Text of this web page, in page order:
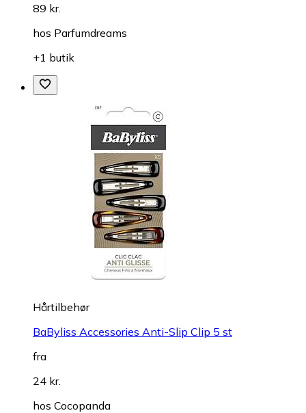
89 kr.
hos Parfumdreams
+1 butik
Hårtilbehør
BaByliss Accessories Anti-Slip Clip 5 st
fra
24 kr.
hos Cocopanda